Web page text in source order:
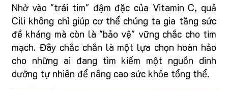
Nhờ vào "trái tim" đậm đặc của Vitamin C, quả
Cili không chỉ giúp cơ thể chúng ta gia tăng sức
đề kháng mà còn là "bảo vệ" vững chắc cho tim
mạch. Đây chắc chắn là một lựa chọn hoàn hảo
cho những ai đang tìm kiếm một nguồn dinh
dưỡng tự nhiên để nâng cao sức khỏe tổng thể.